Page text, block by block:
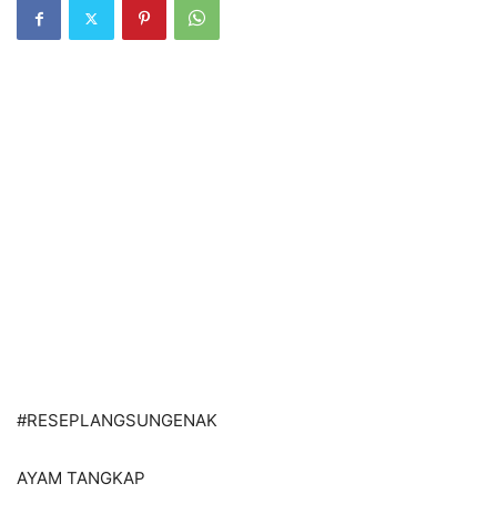
#RESEPLANGSUNGENAK
AYAM TANGKAP